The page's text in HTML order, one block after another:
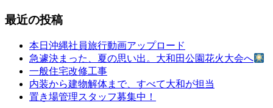
最近の投稿
本日沖縄社員旅行動画アップロード
急遽決まった、夏の思い出。大和田公園花火大会へ
一般住宅改修工事
内装から建物解体まで、すべて大和が担当
置き場管理スタッフ募集中！